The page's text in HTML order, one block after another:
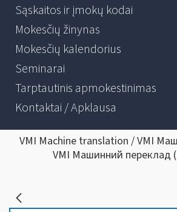
Sąskaitos ir įmokų kodai
Mokesčių žinynas
Mokesčių kalendorius
Seminarai
Tarptautinis apmokestinimas
Kontaktai / Apklausa
VMI Machine translation / VMI
VMI Машинний переклад (